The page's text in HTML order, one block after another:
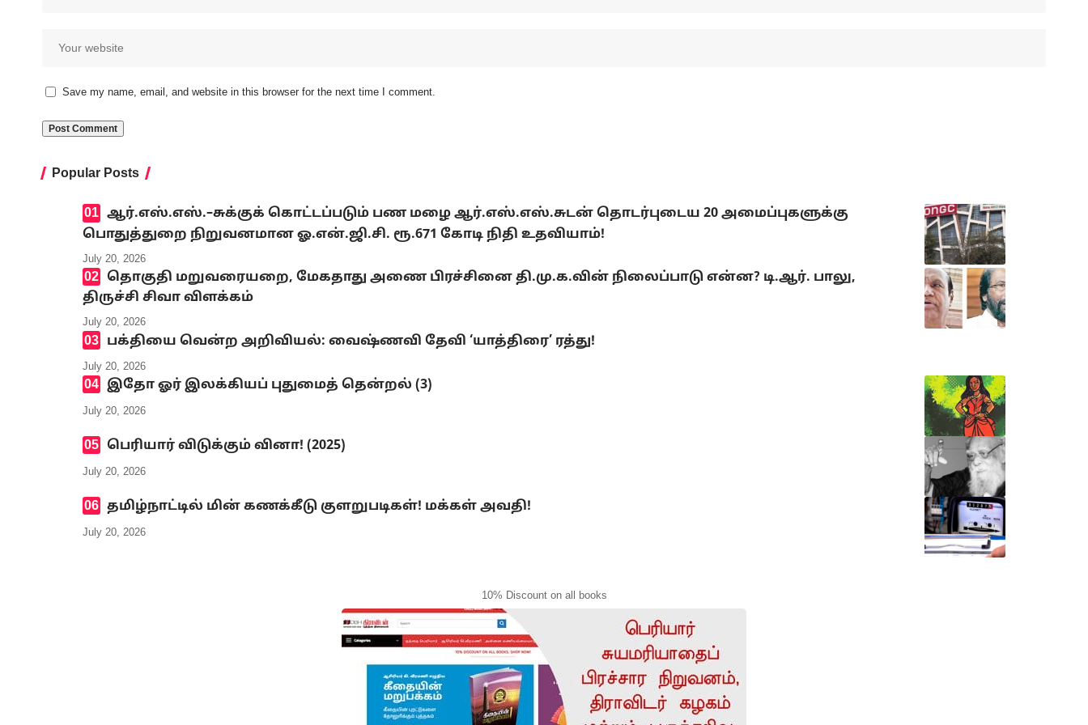
Save my name, email, and website in this browser for the next time I comment.
Popular Posts
ஆர்.எஸ்.எஸ்.–சுக்குக் கொட்டப்படும் பண மழை ஆர்.எஸ்.எஸ்.சுடன் தொடர்புடைய 20 அமைப்புகளுக்கு
பொதுத்துறை நிறுவனமான ஓ.என்.ஜி.சி. ரூ.671 கோடி நிதி உதவியாம்!
July 20, 2026
தொகுதி மறுவரையறை, மேகதாது அணை பிரச்சினை தி.மு.க.வின் நிலைப்பாடு என்ன? டி.ஆர். பாலு,
திருச்சி சிவா விளக்கம்
July 20, 2026
பக்தியை வென்ற அறிவியல்: வைஷ்ணவி தேவி ‘யாத்திரை’ ரத்து!
July 20, 2026
இதோ ஓர் இலக்கியப் புதுமைத் தென்றல் (3)
July 20, 2026
பெரியார் விடுக்கும் வினா! (2025)
July 20, 2026
தமிழ்நாட்டில் மின் கணக்கீடு குளறுபடிகள்! மக்கள் அவதி!
July 20, 2026
10% Discount on all books